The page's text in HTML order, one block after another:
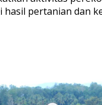
hasil pertanian dan